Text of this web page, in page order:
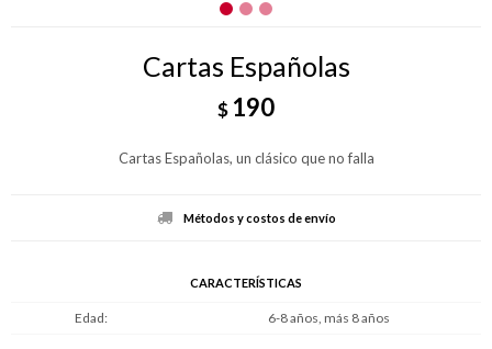
Cartas Españolas
$ 190
Cartas Españolas, un clásico que no falla
Métodos y costos de envío
CARACTERÍSTICAS
Edad 6-8 años, más 8 años